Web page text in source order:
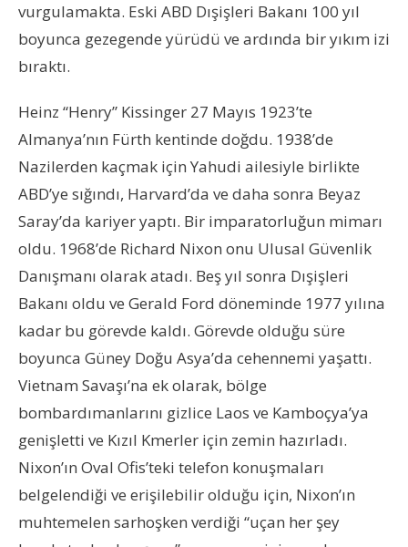
vurgulamakta. Eski ABD Dışişleri Bakanı 100 yıl
boyunca gezegende yürüdü ve ardında bir yıkım izi
bıraktı.
Heinz “Henry” Kissinger 27 Mayıs 1923’te
Almanya’nın Fürth kentinde doğdu. 1938’de
Nazilerden kaçmak için Yahudi ailesiyle birlikte
ABD’ye sığındı, Harvard’da ve daha sonra Beyaz
Saray’da kariyer yaptı. Bir imparatorluğun mimarı
oldu. 1968’de Richard Nixon onu Ulusal Güvenlik
Danışmanı olarak atadı. Beş yıl sonra Dışişleri
Bakanı oldu ve Gerald Ford döneminde 1977 yılına
kadar bu görevde kaldı. Görevde olduğu süre
boyunca Güney Doğu Asya’da cehennemi yaşattı.
Vietnam Savaşı’na ek olarak, bölge
bombardımanlarını gizlice Laos ve Kamboçya’ya
genişletti ve Kızıl Kmerler için zemin hazırladı.
Nixon’ın Oval Ofis’teki telefon konuşmaları
belgelendiği ve erişilebilir olduğu için, Nixon’ın
muhtemelen sarhoşken verdiği “uçan her şey